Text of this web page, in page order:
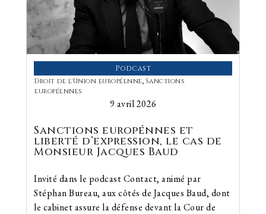
Podcast
Droit de l'Union européenne, Sanctions
européennes
9 avril 2026
Sanctions europénnes et
liberté d’expression, le cas de
Monsieur Jacques Baud
Invité dans le podcast Contact, animé par
Stéphan Bureau, aux côtés de Jacques Baud, dont
le cabinet assure la défense devant la Cour de